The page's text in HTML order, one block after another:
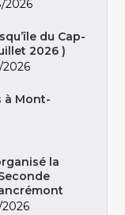
2026
du Cap-
2026 )
2026
à Mont-
la